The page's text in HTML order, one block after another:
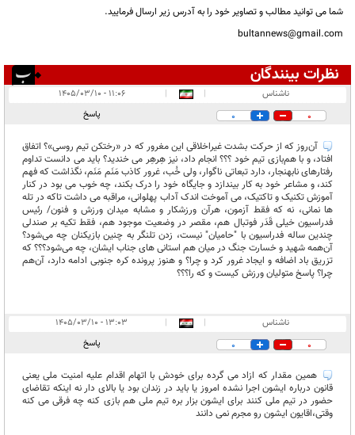
شما می توانید مطالب و تصاویر خود را به آدرس زیر ارسال فرمایید.
bultannews@gmail.com
نظرات بینندگان
در انتظار بررسی:
ناشناس |
|
۱۱:۰۶ - ۱۴۰۵/۰۳/۱۰
0
0 پاسخ
آن‌روز که از حرکت بشدت غیراخلاقی این مغرور که در «رختکن تیم روسی»؟ اتفاق
افتاد، و با هم‌بازی تیم خود ؟؟؟ انجام داد، نیز هِرهِر می خندید؟ باید می دانست تداوم
رفتارهای نابهنجار، دارد تبعاتی ناگوار، ولی خُب، غرور کاذب مَنَم مَنَم، نگذاشت که فهم
کند، و مشاعر خود به کار بیندازد و جایگاه خود را درک بکند، چه خوب می بود در کنار
آموزش تکنیک و تاکتیک، می آموخت اندک آداب پهلوانی، مراقبه می داشت تاکه در تله
ها نمانی، نه که فقط آزمون، هرآن ورزشکار و مشابه میدان ورزش و فنون/ رئیس
فدراسیون خیلی قَدَر فوتبال هم، مقصر در وضعیت موجود هم، فقط تکیه بر صندلی
چندین ساله فدراسیون با "حامیان" نیست، زدن تلنگر به چنین بازیکنان چه می‌شود؟
آن‌همه شهید و خسارت جنگ در میان هم استانی های جناب ایشان، چه می‌شود؟؟؟ که
تزریق باد اضافه و ایجاد غرور کرد و چرا؟ و هنوز پرونده کره جنوبی ادامه دارد، آن‌هم
چرا؟ پاسخ متولیان ورزش کیست و که را؟؟؟
ناشناس |
|
۱۳:۰۳ - ۱۴۰۵/۰۳/۱۰
0
0 پاسخ
همین مقدار که ازاد می گرده برای خودش با اتهام اقدام علیه امنیت ملی یعنی
قانون درباره ایشون اجرا نشده امروز یا باید در زندان بود یا بالای دار نه اینکه تقاضای
حضور در تیم ملی کنند برای ایشون بزار بره تیم ملی هم بازی کنه چه فرقی می کنه
وقتی،اقایون ایشون رو مجرم نمی دانند